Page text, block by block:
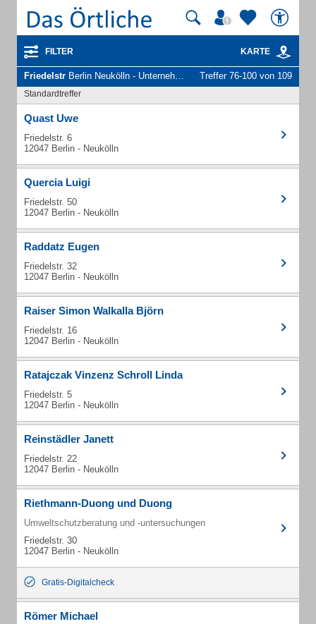
FILTER KARTE
Friedelstr Berlin Neukölln - Unternehmen und Personen Treffer 76-100 von 109
Standardtreffer
Quast Uwe
Friedelstr. 6
12047 Berlin - Neukölln
Quercia Luigi
Friedelstr. 50
12047 Berlin - Neukölln
Raddatz Eugen
Friedelstr. 32
12047 Berlin - Neukölln
Raiser Simon Walkalla Björn
Friedelstr. 16
12047 Berlin - Neukölln
Ratajczak Vinzenz Schroll Linda
Friedelstr. 5
12047 Berlin - Neukölln
Reinstädler Janett
Friedelstr. 22
12047 Berlin - Neukölln
Riethmann-Duong und Duong
Umweltschutzberatung und -untersuchungen
Friedelstr. 30
12047 Berlin - Neukölln
Gratis-Digitalcheck
Römer Michael